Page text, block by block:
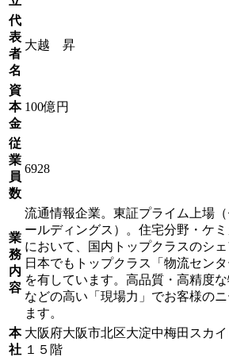
代
表
者
名
大越 昇
資
本
金
100億円
従
業
員
数
6928
業
務
内
容
流通情報企業。東証プライム上場
ールディングス）。住宅分野・ケ
において、国内トップクラスのシェ
日本でもトップクラス「物流セン
を有しています。高品質・高精度
などの高い「現場力」でお客様の
ます。
本
社
大阪府大阪市北区大淀中梅田スカ
１５階